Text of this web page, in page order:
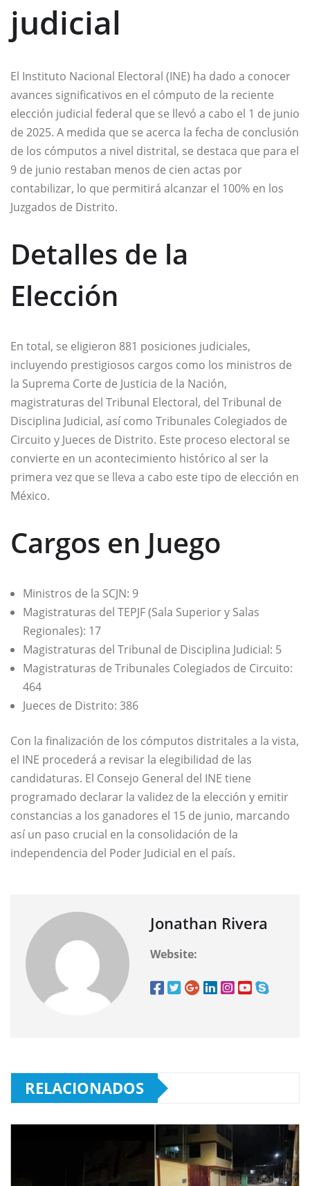
judicial
El Instituto Nacional Electoral (INE) ha dado a conocer
avances significativos en el cómputo de la reciente
elección judicial federal que se llevó a cabo el 1 de junio
de 2025. A medida que se acerca la fecha de conclusión
de los cómputos a nivel distrital, se destaca que para el
9 de junio restaban menos de cien actas por
contabilizar, lo que permitirá alcanzar el 100% en los
Juzgados de Distrito.
Detalles de la
Elección
En total, se eligieron 881 posiciones judiciales,
incluyendo prestigiosos cargos como los ministros de
la Suprema Corte de Justicia de la Nación,
magistraturas del Tribunal Electoral, del Tribunal de
Disciplina Judicial, así como Tribunales Colegiados de
Circuito y Jueces de Distrito. Este proceso electoral se
convierte en un acontecimiento histórico al ser la
primera vez que se lleva a cabo este tipo de elección en
México.
Cargos en Juego
Ministros de la SCJN: 9
Magistraturas del TEPJF (Sala Superior y Salas
Regionales): 17
Magistraturas del Tribunal de Disciplina Judicial: 5
Magistraturas de Tribunales Colegiados de Circuito:
464
Jueces de Distrito: 386
Con la finalización de los cómputos distritales a la vista,
el INE procederá a revisar la elegibilidad de las
candidaturas. El Consejo General del INE tiene
programado declarar la validez de la elección y emitir
constancias a los ganadores el 15 de junio, marcando
así un paso crucial en la consolidación de la
independencia del Poder Judicial en el país.
Jonathan Rivera
Website:
RELACIONADOS